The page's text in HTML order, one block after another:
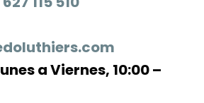
a Viernes, 10:00 –